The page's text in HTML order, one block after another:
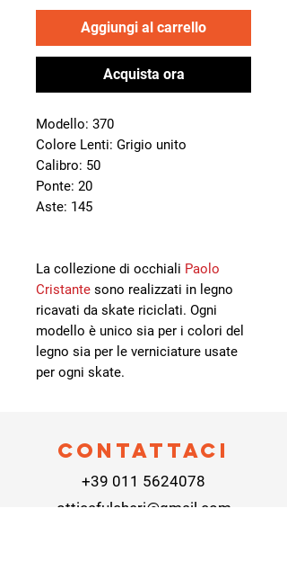
Aggiungi al carrello
Acquista ora
Modello: 370
Colore Lenti: Grigio unito
Calibro: 50
Ponte: 20
Aste: 145
La collezione di occhiali Paolo
Cristante sono realizzati in legno
ricavati da skate riciclati. Ogni
modello è unico sia per i colori del
legno sia per le verniciature usate
per ogni skate.
Contattaci
+39 011 5624078
otticafulcheri@gmail.com